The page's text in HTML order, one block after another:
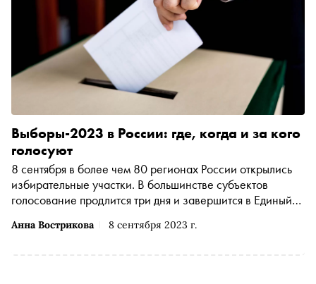
Анна Вострикова 8 сентября 2023 г.
Выборы-2023 в России: где, когда и за кого
голосуют
8 сентября в более чем 80 регионах России открылись
избирательные участки. В большинстве субъектов
голосование продлится три дня и завершится в Единый
выбирать россияне — в материале «Сноба»